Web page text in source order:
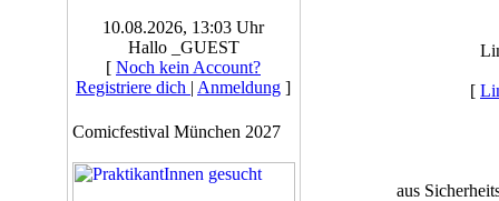
10.08.2026, 13:03 Uhr
Hallo _GUEST
[ Noch kein Account?
Registriere dich | Anmeldung ]
Comicfestival München 2027
[
aus